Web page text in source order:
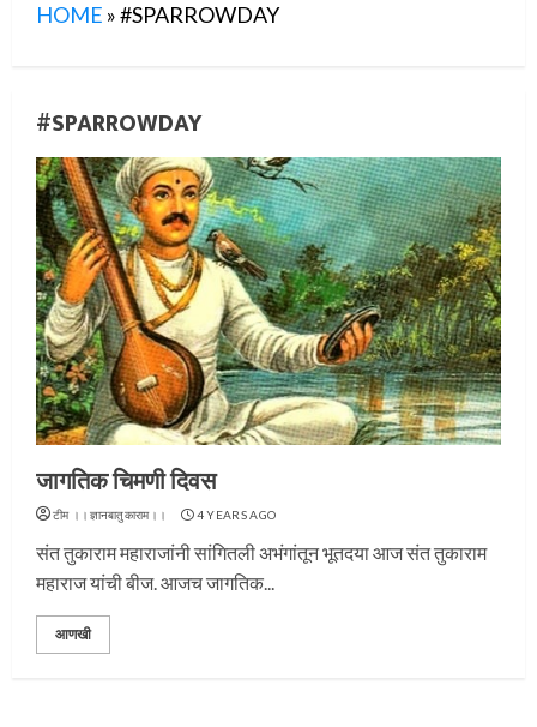
HOME »#SPARROWDAY
#SPARROWDAY
जागतिक चिमणी दिवस
टीम ।।ज्ञानबातुकाराम।। 4 YEARS AGO
संत तुकाराम महाराजांनी सांगितली अभंगांतून भूतदया आज संत तुकाराम
महाराज यांची बीज. आजच जागतिक...
आणखी
3
प्रस्थान सोहळ्यासाठी आळंदी सज्ज